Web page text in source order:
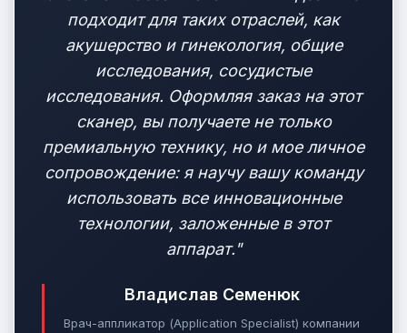
подходит для таких отраслей, как
акушерство и гинекология, общие
исследования, сосудистые
исследования. Оформляя заказ на этот
сканер, вы получаете не только
премиальную технику, но и мое личное
сопровождение: я научу вашу команду
использовать все инновационные
технологии, заложенные в этот
аппарат."
Владислав Семенюк
Врач-аппликатор (Application Specialist) компании